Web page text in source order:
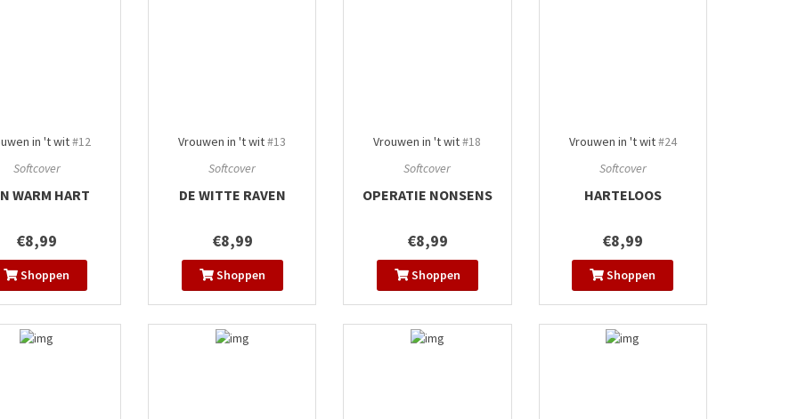
in 't wit#12
Softcover
WARM HART
€8,99
Shoppen
Vrouwen in 't wit#13
Softcover
DE WITTE RAVEN
€8,99
Shoppen
Vrouwen in 't wit#18
Softcover
OPERATIE NONSENS
€8,99
Shoppen
Vrouwen in 't wit#24
Softcover
HARTELOOS
€8,99
Shoppen